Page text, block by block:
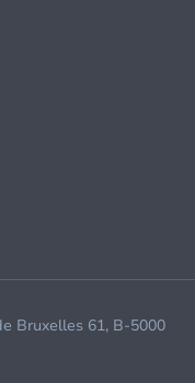
Bruxelles 61, B-5000